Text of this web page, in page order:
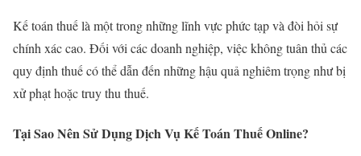
Kế toán thuế là một trong những lĩnh vực phức tạp và đòi hỏi sự
chính xác cao. Đối với các doanh nghiệp, việc không tuân thủ các
quy định thuế có thể dẫn đến những hậu quả nghiêm trọng như bị
xử phạt hoặc truy thu thuế.
Tại Sao Nên Sử Dụng Dịch Vụ Kế Toán Thuế Online?